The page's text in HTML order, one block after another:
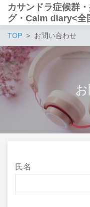
カサンドラ症候群
グ・Calm diary<全
TOP お問い合わせ
氏名